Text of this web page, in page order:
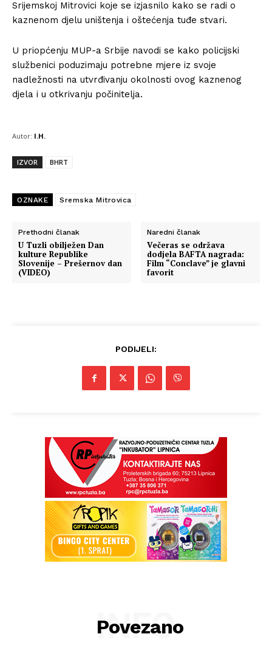
Info
O nama
Srijemskoj Mitrovici koje se izjasnilo kako se radi o
kaznenom djelu uništenja i oštećenja tuđe stvari.
U priopćenju MUP-a Srbije navodi se kako policijski
službenici poduzimaju potrebne mjere iz svoje
nadležnosti na utvrđivanju okolnosti ovog kaznenog
djela i u otkrivanju počinitelja.
Autor: I.H.
IZVOR BHRT
OZNAKE Sremska Mitrovica
Prethodni članak
U Tuzli obilježen Dan
kulture Republike
Slovenije – Prešernov dan
(VIDEO)
Naredni članak
Večeras se održava
dodjela BAFTA nagrada:
Film “Conclave” je glavni
favorit
PODIJELI:
Povezano
INFO